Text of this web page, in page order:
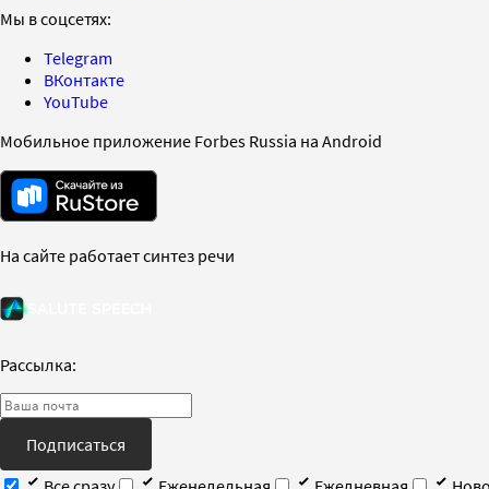
Мы в соцсетях:
Telegram
ВКонтакте
YouTube
Мобильное приложение Forbes Russia на Android
На сайте работает синтез речи
Рассылка:
Подписаться